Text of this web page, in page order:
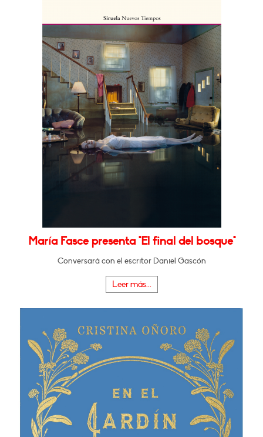
María Fasce presenta "El final del bosque"
Conversará con el escritor Daniel Gascón
Leer más...